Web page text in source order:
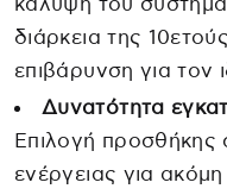
διάρκεια της
επιβάρυνση για τον
Δυνατότητα
Επιλογή
ενέργειας για